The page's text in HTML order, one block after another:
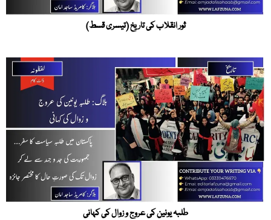
ثور انقلاب کی تاریخ (تیسری قسط)
طلبہ یونین کی عروج و زوال کی کہانی